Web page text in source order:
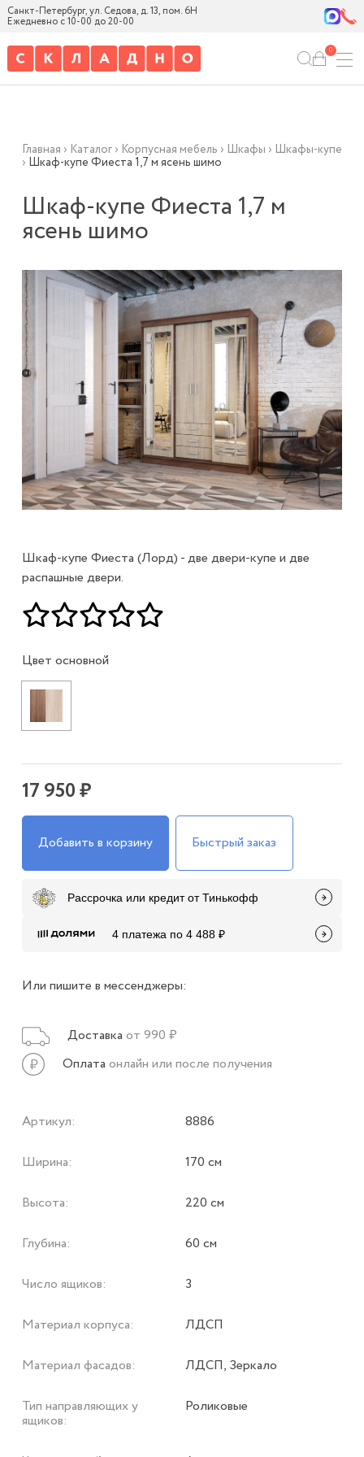
Санкт-Петербург, ул. Седова, д. 13, пом. 6Н
Ежедневно с 10-00 до 20-00
0
Главная › Каталог› Корпусная мебель › Шкафы › Шкафы-купе
› Шкаф-купе Фиеста 1,7 м ясень шимо
Шкаф-купе Фиеста 1,7 м
ясень шимо
Шкаф-купе Фиеста (Лорд) - две двери-купе и две
распашные двери.
Цвет основной
17 950 ₽
Добавить в корзину Быстрый заказ
Рассрочка или кредит от Тинькофф
4 платежа по 4 488 ₽
Или пишите в мессенджеры:
Доставка от 990 ₽
Оплата онлайн или после получения
Артикул: 8886
Ширина: 170 см
Высота: 220 см
Глубина: 60 см
Число ящиков: 3
Материал корпуса: ЛДСП
Материал фасадов: ЛДСП, Зеркало
Тип направляющих у
ящиков:
Роликовые